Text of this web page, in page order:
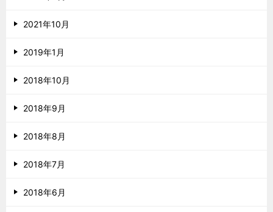
2021年10月
2019年1月
2018年10月
2018年9月
2018年8月
2018年7月
2018年6月